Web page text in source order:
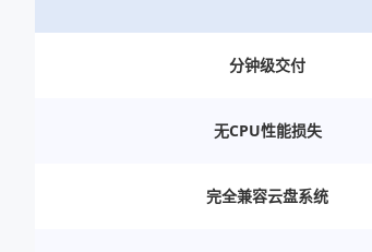
分钟级交付
无CPU性能损失
完全兼容云盘系统